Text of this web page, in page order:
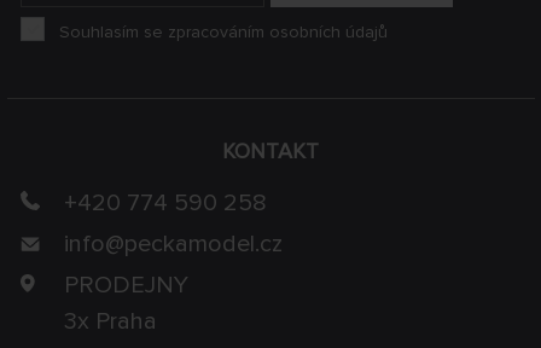
KONTAKT
+420 774 590 258
info@peckamodel.cz
PRODEJNY
3x Praha
Souhlasím se zpracováním osobních údajů